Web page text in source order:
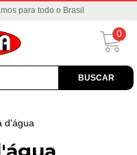
para todo o Brasil
BUSCAR
0
d'água